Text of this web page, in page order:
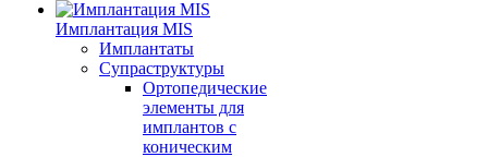
Имплантация MIS
Имплантаты
Супраструктуры
Ортопедические
элементы для
имплантов с
коническим